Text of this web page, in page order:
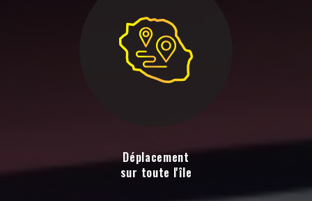
Déplacement
sur toute l'île